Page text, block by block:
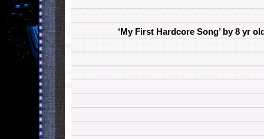
‘My First Hardcore Song’ by 8 yr